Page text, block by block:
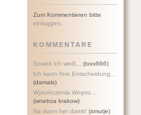
Zum Kommentieren bitte
einloggen
KOMMENTARE
Soweit ich weiß...
(txxx666)
Ich kann Ihre Entscheidung...
(damals)
Wykończenia Wnętrz...
(wnetrza krakow)
Na dann her damit! (smutje)